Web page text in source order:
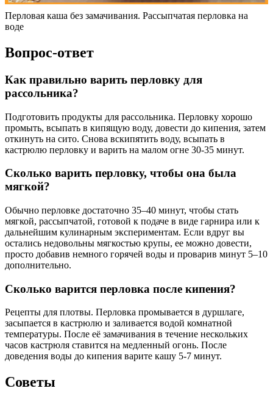
Перловая каша без замачивания. Рассыпчатая перловка на
воде
Вопрос-ответ
Как правильно варить перловку для
рассольника?
Подготовить продукты для рассольника. Перловку хорошо
промыть, всыпать в кипящую воду, довести до кипения, затем
откинуть на сито. Снова вскипятить воду, всыпать в
кастрюлю перловку и варить на малом огне 30-35 минут.
Сколько варить перловку, чтобы она была
мягкой?
Обычно перловке достаточно 35–40 минут, чтобы стать
мягкой, рассыпчатой, готовой к подаче в виде гарнира или к
дальнейшим кулинарным экспериментам. Если вдруг вы
остались недовольны мягкостью крупы, ее можно довести,
просто добавив немного горячей воды и проварив минут 5–10
дополнительно.
Сколько варится перловка после кипения?
Рецепты для плотвы. Перловка промывается в дуршлаге,
засыпается в кастрюлю и заливается водой комнатной
температуры. После её замачивания в течение нескольких
часов кастрюля ставится на медленный огонь. После
доведения воды до кипения варите кашу 5-7 минут.
Советы